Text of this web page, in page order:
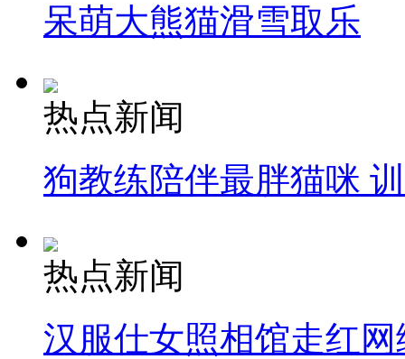
呆萌大熊猫滑雪取乐
热点新闻
狗教练陪伴最胖猫咪
热点新闻
汉服仕女照相馆走红网